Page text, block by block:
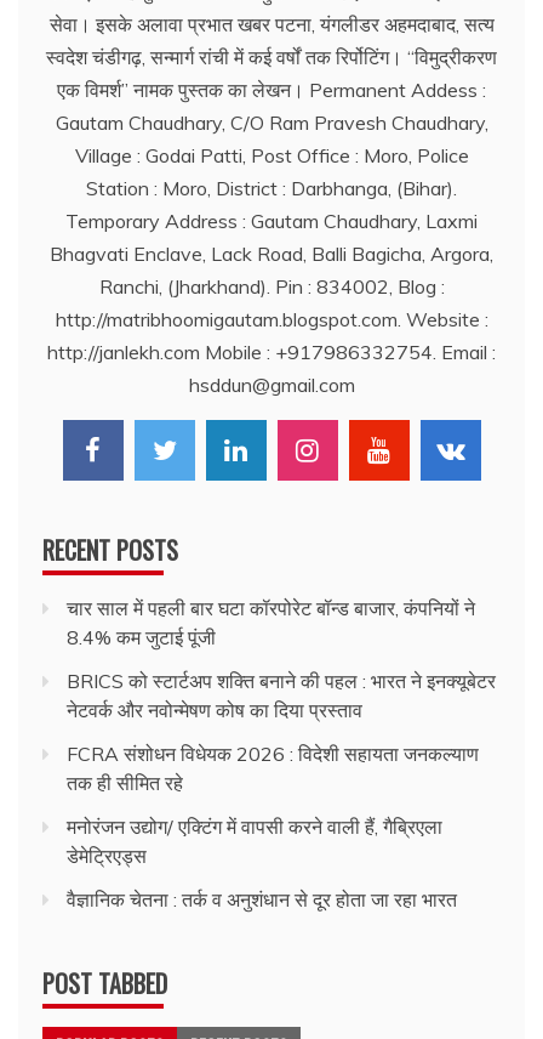
सेवा। इसके अलावा प्रभात खबर पटना, यंगलीडर अहमदाबाद, सत्य
स्वदेश चंडीगढ़, सन्मार्ग रांची में कई वर्षों तक रिर्पोटिंग। ‘‘विमुद्रीकरण
एक विमर्श’’ नामक पुस्तक का लेखन। Permanent Addess :
Gautam Chaudhary, C/O Ram Pravesh Chaudhary,
Village : Godai Patti, Post Office : Moro, Police
Station : Moro, District : Darbhanga, (Bihar).
Temporary Address : Gautam Chaudhary, Laxmi
Bhagvati Enclave, Lack Road, Balli Bagicha, Argora,
Ranchi, (Jharkhand). Pin : 834002, Blog :
http://matribhoomigautam.blogspot.com. Website :
http://janlekh.com Mobile : +917986332754. Email :
hsddun@gmail.com
RECENT POSTS
चार साल में पहली बार घटा कॉरपोरेट बॉन्ड बाजार, कंपनियों ने
8.4% कम जुटाई पूंजी
BRICS को स्टार्टअप शक्ति बनाने की पहल : भारत ने इनक्यूबेटर
नेटवर्क और नवोन्मेषण कोष का दिया प्रस्ताव
FCRA संशोधन विधेयक 2026 : विदेशी सहायता जनकल्याण
तक ही सीमित रहे
मनोरंजन उद्योग/ एक्टिंग में वापसी करने वाली हैं, गैब्रिएला
डेमेट्रिएड्स
वैज्ञानिक चेतना : तर्क व अनुशंधान से दूर होता जा रहा भारत
POST TABBED